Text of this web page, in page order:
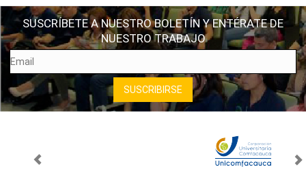
SUSCRÍBETE A NUESTRO BOLETÍN Y ENTÉRATE DE
NUESTRO TRABAJO